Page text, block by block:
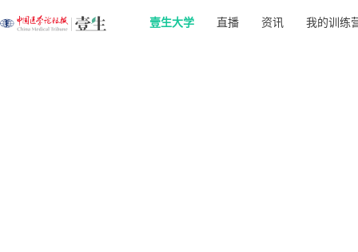
壹生大学 直播 资讯 我的训练